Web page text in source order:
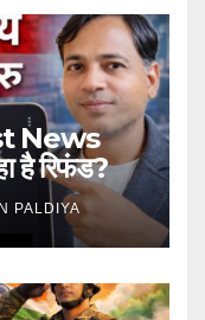
News
है रिफंड?
PALDIYA